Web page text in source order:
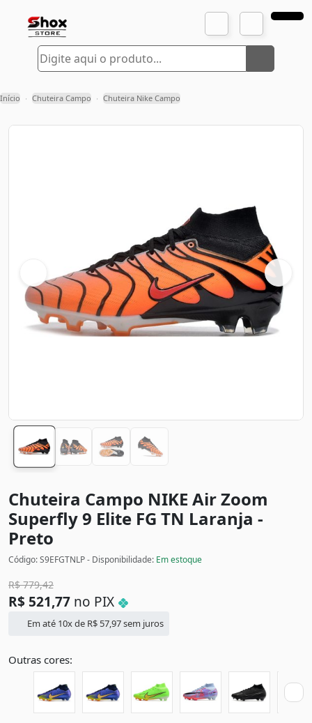
Início › Chuteira Campo › Chuteira Nike Campo
Chuteira Campo NIKE Air Zoom
Superfly 9 Elite FG TN Laranja -
Preto
Código: S9EFGTNLP - Disponibilidade: Em estoque
R$779,42
R$ 521,77 no PIX
Em até 10x de R$ 57,97sem juros
Outras cores: